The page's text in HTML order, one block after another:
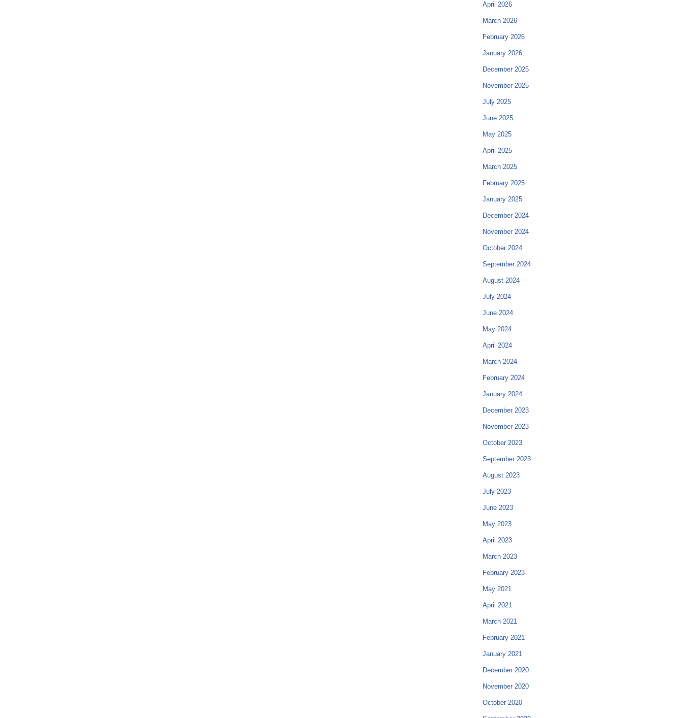
April 2026
March 2026
February 2026
January 2026
December 2025
November 2025
July 2025
June 2025
May 2025
April 2025
March 2025
February 2025
January 2025
December 2024
November 2024
October 2024
September 2024
August 2024
July 2024
June 2024
May 2024
April 2024
March 2024
February 2024
January 2024
December 2023
November 2023
October 2023
September 2023
August 2023
July 2023
June 2023
May 2023
April 2023
March 2023
February 2023
May 2021
April 2021
March 2021
February 2021
January 2021
December 2020
November 2020
October 2020